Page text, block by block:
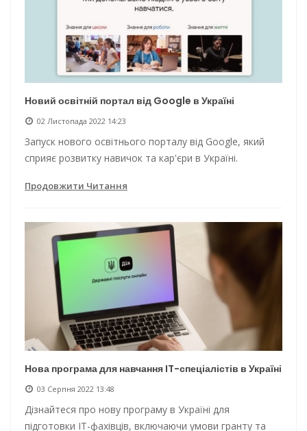
Новий освітній портал від Google в Україні
02 Листопада 2022 14:23
Запуск нового освітнього порталу від Google, який
сприяє розвитку навичок та кар'єри в Україні.
Продовжити Читання
Нова програма для навчання IT-спеціалістів в Україні
03 Серпня 2022 13:48
Дізнайтеся про нову програму в Україні для
підготовки IT-фахівців, включаючи умови гранту та